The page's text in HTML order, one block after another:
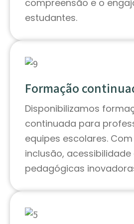
compreensão e o
estudantes.
Formação
Disponibilizamos
continuada para
equipes escolares.
inclusão,
pedagógicas